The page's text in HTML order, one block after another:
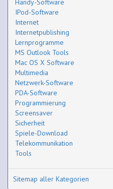
IPod-Software
Internet
Internetpublishing
Lernprogramme
MS Outlook Tools
Mac OS X Software
Multimedia
Netzwerk-Software
PDA-Software
Programmierung
Screensaver
Sicherheit
Spiele-Download
Telekommunikation
Tools
Sitemap aller Kategorien